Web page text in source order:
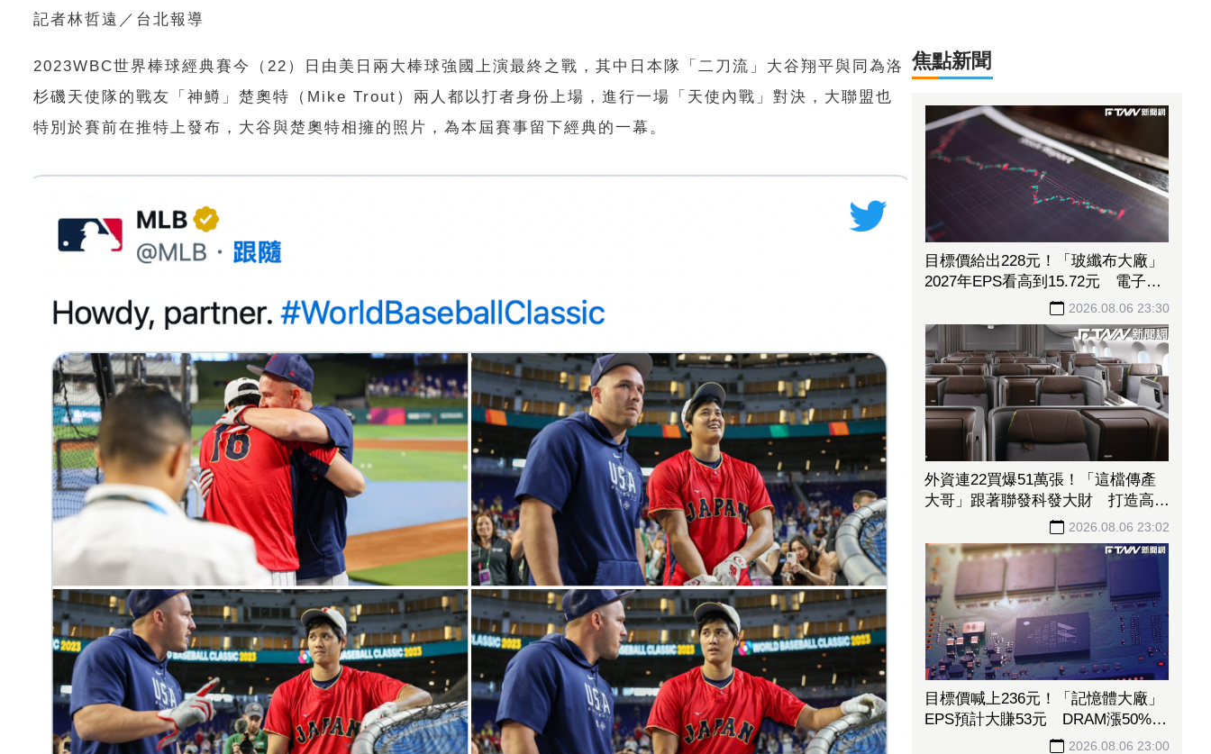
記者林哲遠／台北報導
2023WBC世界棒球經典賽今（22）日由美日兩大棒球強國上演最終之戰，其中日本隊「二刀流」大谷翔平與同為洛
杉磯天使隊的戰友「神鱒」楚奧特（Mike Trout）兩人都以打者身份上場，進行一場「天使內戰」對決，大聯盟也
特別於賽前在推特上發布，大谷與楚奧特相擁的照片，為本屆賽事留下經典的一幕。
焦點新聞
目標價給出228元！「玻纖布大廠」
2027年EPS看高到15.72元 電子材
料放量＋轉投資挹注營收2026.08.06 23:30
外資連22買爆51萬張！「這檔傳產
大哥」跟著聯發科發大財 打造高效
2026.08.06 23:02
目標價喊上236元！「記憶體大廠」
EPS預計大賺53元 DRAM漲50%、
Flash漲30%獲利大增 2026.08.06 23:00